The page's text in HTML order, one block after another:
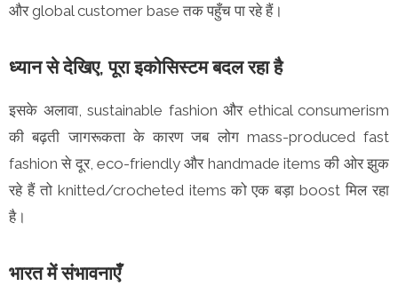
और global customer base तक पहुँच पा रहे हैं।
ध्यान से देखिए, पूरा इकोसिस्टम बदल रहा है
इसके अलावा, sustainable fashion और ethical consumerism
की बढ़ती जागरूकता के कारण जब लोग mass-produced fast
fashion से दूर, eco-friendly और handmade items की ओर झुक
रहे हैं तो knitted/crocheted items को एक बड़ा boost मिल रहा
है।
भारत में संभावनाएँ